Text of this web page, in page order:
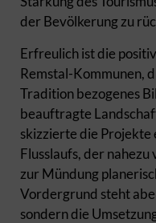
der Bevölkerung zu
Erfreulich ist die
Remstal-Kommunen,
Tradition bezogenes
beauftragte
skizzierte die Projekte
Flusslaufs, der
zur Mündung
Vordergrund steht
sondern die